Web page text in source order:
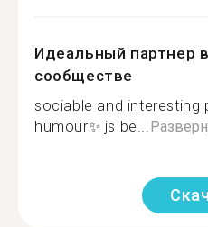
Идеальный партнер
сообществе
sociable and interesting
humour✨ js be...